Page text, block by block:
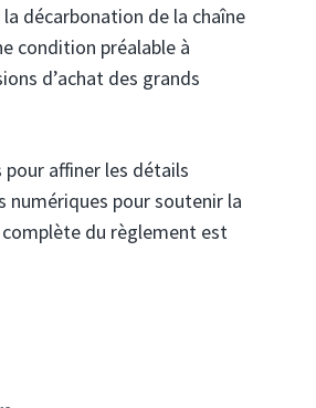
décarbonation de la chaîne
condition préalable à
d’achat des grands
pour affiner les détails
numériques pour soutenir la
du règlement est